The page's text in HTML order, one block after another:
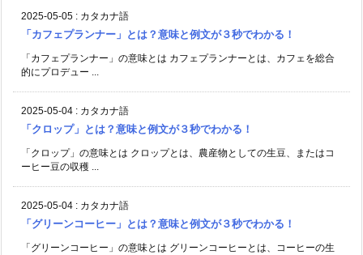
2025-05-05 : カタカナ語
「カフェプランナー」とは？意味と例文が３秒でわかる！
「カフェプランナー」の意味とは カフェプランナーとは、カフェを総合
的にプロデュー ...
2025-05-04 : カタカナ語
「クロップ」とは？意味と例文が３秒でわかる！
「クロップ」の意味とは クロップとは、農産物としての生豆、またはコ
ーヒー豆の収穫 ...
2025-05-04 : カタカナ語
「グリーンコーヒー」とは？意味と例文が３秒でわかる！
「グリーンコーヒー」の意味とは グリーンコーヒーとは、コーヒーの生